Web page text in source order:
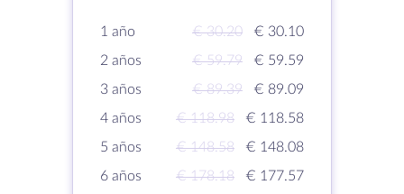
1 año € 30.20
€ 30.10
2 años
€ 59.79
€ 59.59
3 años
€ 89.39
€ 89.09
4 años
€ 118.98
€ 118.58
5 años
€ 148.58
€ 148.08
6 años
€ 178.18
€ 177.57